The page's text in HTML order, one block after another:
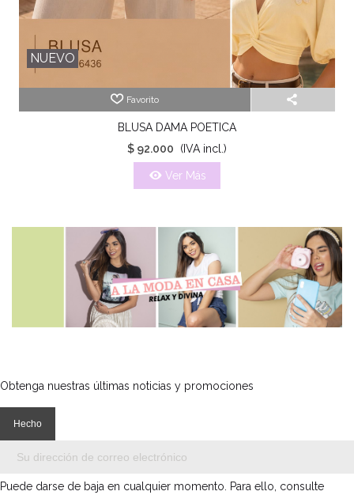
NUEVO
Favorito
BLUSA DAMA POETICA
$ 92.000
(IVA incl.)
Ver Más
Obtenga nuestras últimas noticias y promociones
Puede darse de baja en cualquier momento. Para ello, consulte